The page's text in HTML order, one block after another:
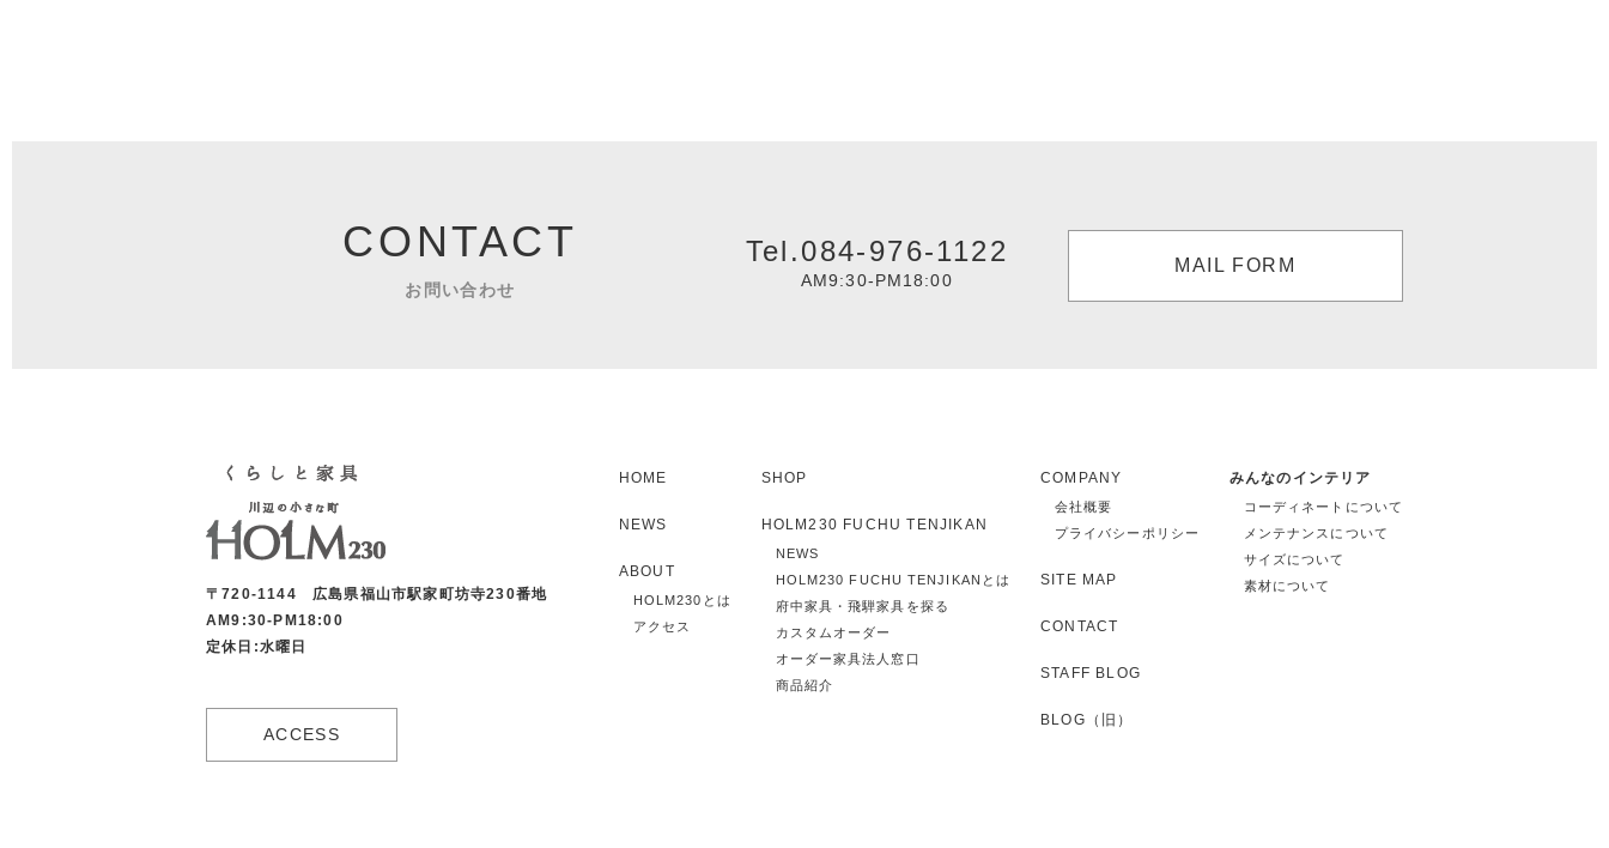
CONTACT
お問い合わせ
Tel.084-976-1122
AM9:30-PM18:00
MAIL FORM
〒720-1144 広島県福山市駅家町坊寺230番地
AM9:30-PM18:00
定休日:水曜日
ACCESS
HOME
NEWS
ABOUT
HOLM230とは
アクセス
SHOP
HOLM230 FUCHU TENJIKAN
NEWS
HOLM230 FUCHU TENJIKANとは
府中家具・飛騨家具を探る
カスタムオーダー
オーダー家具法人窓口
商品紹介
COMPANY
会社概要
プライバシーポリシー
SITE MAP
CONTACT
STAFF BLOG
BLOG（旧）
みんなのインテリア
コーディネートについて
メンテナンスについて
サイズについて
素材について